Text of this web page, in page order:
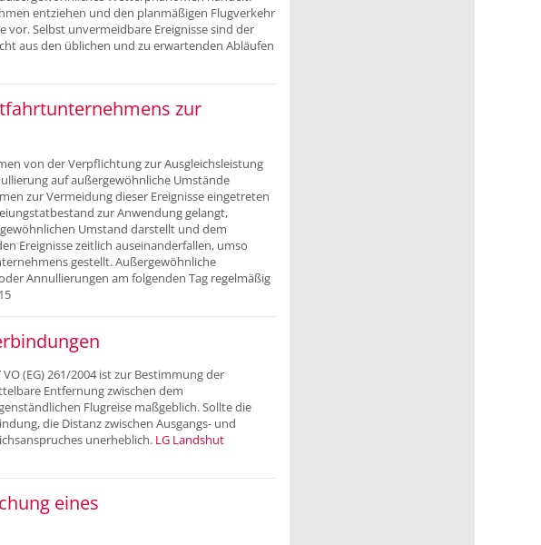
entziehen und den planmäßigen Flugverkehr
Selbst unvermeidbare Ereignisse sind der
aus den üblichen und zu erwartenden Abläufen
zur
von der Verpflichtung zur Ausgleichsleistung
auf außergewöhnliche Umstände
zur Vermeidung dieser Ereignisse eingetreten
zur Anwendung gelangt,
Umstand darstellt und dem
Ereignisse zeitlich auseinanderfallen, umso
gestellt. Außergewöhnliche
Annullierungen am folgenden Tag regelmäßig
(EG) 261/2004 ist zur Bestimmung der
Entfernung zwischen dem
Flugreise maßgeblich. Sollte die
die Distanz zwischen Ausgangs- und
unerheblich. LG Landshut
eines